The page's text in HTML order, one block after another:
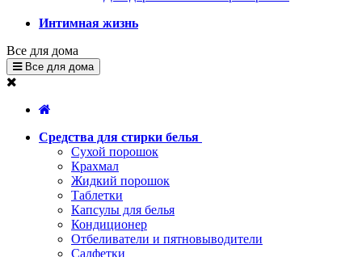
Интимная жизнь
Все для дома
Все для дома
Средства для стирки белья
Сухой порошок
Крахмал
Жидкий порошок
Таблетки
Капсулы для белья
Кондиционер
Отбеливатели и пятновыводители
Салфетки